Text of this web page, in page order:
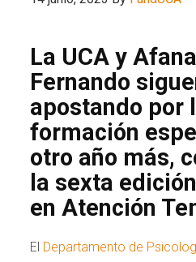
La UCA y
Fernando
apostando por
formación
otro año más,
la sexta
en Atención
El Departamento de